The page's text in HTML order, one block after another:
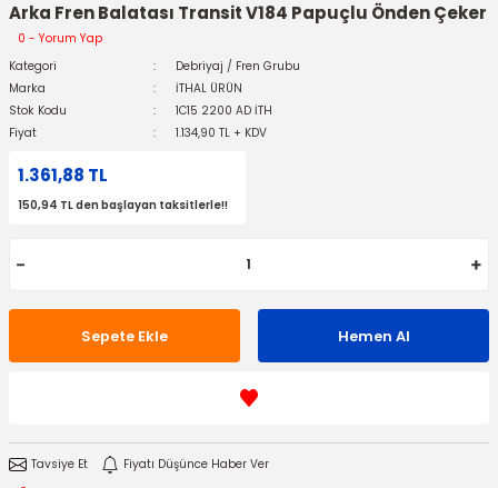
Arka Fren Balatası Transit V184 Papuçlu Önden Çeker
0 - Yorum Yap
Kategori
Debriyaj / Fren Grubu
Marka
İTHAL ÜRÜN
Stok Kodu
1C15 2200 AD İTH
Fiyat
1.134,90 TL + KDV
1.361,88 TL
150,94 TL den başlayan taksitlerle!!
Sepete Ekle Hemen Al
Tavsiye Et
Fiyatı Düşünce Haber Ver